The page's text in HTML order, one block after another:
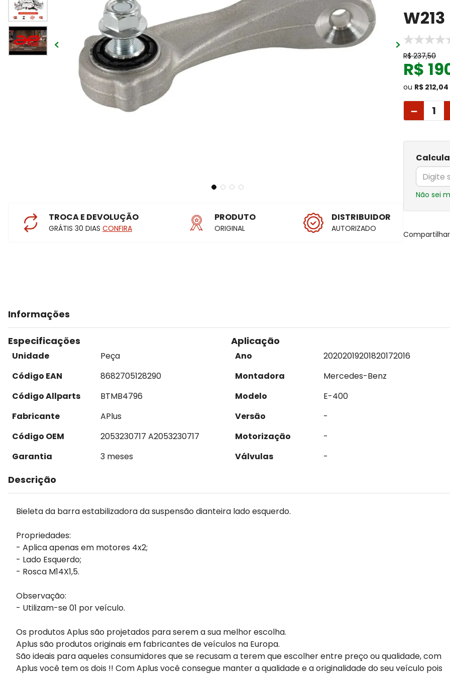
TROCA E DEVOLUÇÃO
GRÁTIS 30 DIAS CONFIRA
PRODUTO
ORIGINAL
DISTRIBUIDOR
AUTORIZADO
W213
R$ 237,50
R$
ou R$ 212,04
－
Não sei
Compartilhar
Informações
Especificações
Unidade
Peça
Código EAN
8682705128290
Código Allparts
BTMB4796
Fabricante
APlus
Código OEM
2053230717 A2053230717
Garantia
3 meses
Aplicação
Ano 20202019201820172016
Montadora
Mercedes-Benz
Modelo
E-400
Versão
-
Motorização
-
Válvulas
-
Descrição
Bieleta da barra estabilizadora da suspensão dianteira lado esquerdo.
Propriedades:
- Aplica apenas em motores 4x2;
- Lado Esquerdo;
- Rosca M14X1,5.
Observação:
- Utilizam-se 01 por veículo.
Os produtos Aplus são projetados para serem a sua melhor escolha.
Aplus são produtos originais em fabricantes de veículos na Europa.
São ideais para aqueles consumidores que se recusam a terem que escolher entre preço ou qualidade, com
Aplus você tem os dois !! Com Aplus você consegue manter a qualidade e a originalidade do seu veículo pois